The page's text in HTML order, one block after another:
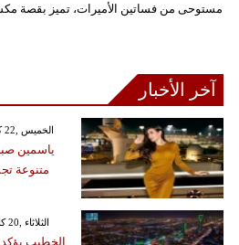
مستوحى من فساتين الأميرات، تميز بقصة
آخر الأخبار
GMT 18:37 2026 الخميس ,22 كانون الثاني / يناير
ياسمين
متنوعة
GMT 16:21 2026 الثلاثاء ,20 كانون الثاني / يناير
الخطيب